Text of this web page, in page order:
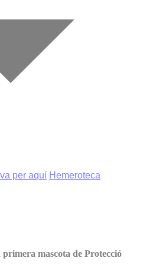
per aquí Hemeroteca
mascota de Protecció